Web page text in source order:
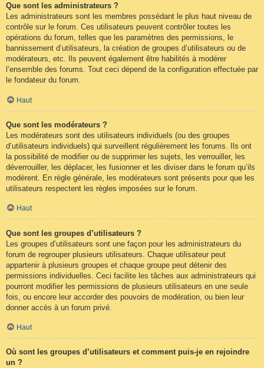
Que sont les administrateurs ?
Les administrateurs sont les membres possédant le plus haut niveau de
contrôle sur le forum. Ces utilisateurs peuvent contrôler toutes les
opérations du forum, telles que les paramètres des permissions, le
bannissement d’utilisateurs, la création de groupes d’utilisateurs ou de
modérateurs, etc. Ils peuvent également être habilités à modérer
l’ensemble des forums. Tout ceci dépend de la configuration effectuée par
le fondateur du forum.
Haut
Que sont les modérateurs ?
Les modérateurs sont des utilisateurs individuels (ou des groupes
d’utilisateurs individuels) qui surveillent régulièrement les forums. Ils ont
la possibilité de modifier ou de supprimer les sujets, les verrouiller, les
déverrouiller, les déplacer, les fusionner et les diviser dans le forum qu’ils
modèrent. En règle générale, les modérateurs sont présents pour que les
utilisateurs respectent les règles imposées sur le forum.
Haut
Que sont les groupes d’utilisateurs ?
Les groupes d’utilisateurs sont une façon pour les administrateurs du
forum de regrouper plusieurs utilisateurs. Chaque utilisateur peut
appartenir à plusieurs groupes et chaque groupe peut détenir des
permissions individuelles. Ceci facilite les tâches aux administrateurs qui
pourront modifier les permissions de plusieurs utilisateurs en une seule
fois, ou encore leur accorder des pouvoirs de modération, ou bien leur
donner accès à un forum privé.
Haut
Où sont les groupes d’utilisateurs et comment puis-je en rejoindre
un ?